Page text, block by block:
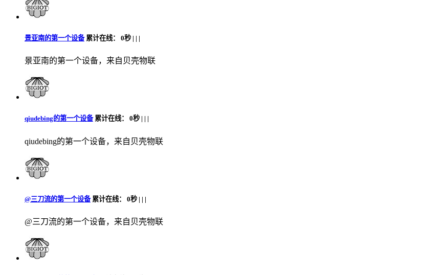
景亚南的第一个设备累计在线： 0秒 | | |
景亚南的第一个设备，来自贝壳物联
qiudebing的第一个设备累计在线： 0秒 | | |
qiudebing的第一个设备，来自贝壳物联
@三刀流的第一个设备累计在线： 0秒 | | |
@三刀流的第一个设备，来自贝壳物联